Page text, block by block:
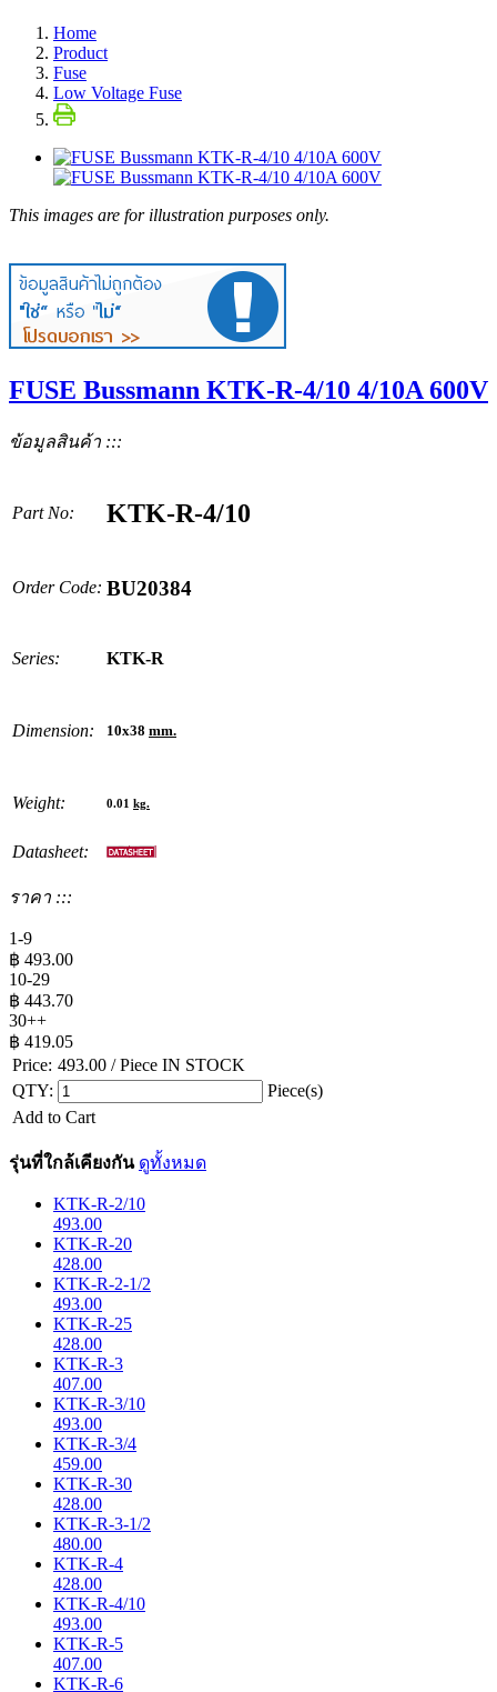
Home
Product
Fuse
Low Voltage Fuse
This images are for illustration purposes only.
FUSE Bussmann KTK-R-4/10 4/10A 600V
ข้อมูลสินค้า :::
Part No: KTK-R-4/10
Order Code: BU20384
Series: KTK-R
Dimension: 10x38 mm.
Weight: 0.01 kg.
Datasheet:
ราคา :::
1-9
฿ 493.00
10-29
฿ 443.70
30++
฿ 419.05
Price: 493.00 / Piece IN STOCK
QTY:
Piece(s)
Add to Cart
รุ่นที่ใกล้เคียงกัน ดูทั้งหมด
KTK-R-2/10
493.00
KTK-R-20
428.00
KTK-R-2-1/2
493.00
KTK-R-25
428.00
KTK-R-3
407.00
KTK-R-3/10
493.00
KTK-R-3/4
459.00
KTK-R-30
428.00
KTK-R-3-1/2
480.00
KTK-R-4
428.00
KTK-R-4/10
493.00
KTK-R-5
407.00
KTK-R-6